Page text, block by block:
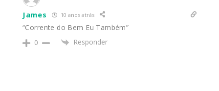
James 10 anos atrás
“Corrente do Bem Eu Também”
0
Responder